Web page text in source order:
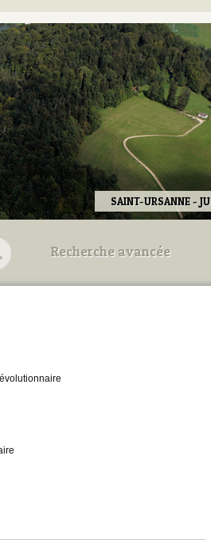
SAINT-URSANNE - JU
Recherche avancée
Utilisez les champs ci-dessous